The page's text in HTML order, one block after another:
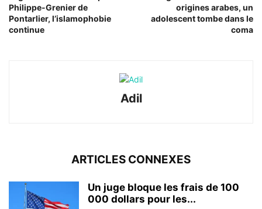
Philippe-Grenier de
Pontarlier, l’islamophobie
continue
origines arabes, un
adolescent tombe dans le
coma
Adil
ARTICLES CONNEXES
Un juge bloque les frais de 100
000 dollars pour les...